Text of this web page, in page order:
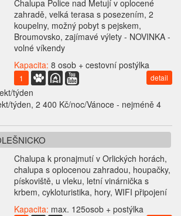
Chalupa Police nad Metují v oplocené
zahradě, velká terasa s posezením, 2
koupelny, možný pobyt s pejskem,
Broumovsko, zajímavé výlety - NOVINKA -
volné víkendy
Kapacita: 8 osob + cestovní postýlka
1 detail
týden
týden, 2 400 Kč/noc/Vánoce - nejméně 4
Chalupa k pronajmutí v Orlických horách,
chalupa s oplocenou zahradou, houpačky,
pískoviště, u vleku, letní vinárnička s
krbem, cykloturistika, hory, WIFI připojení
Kapacita: max. 125osob + postýlka